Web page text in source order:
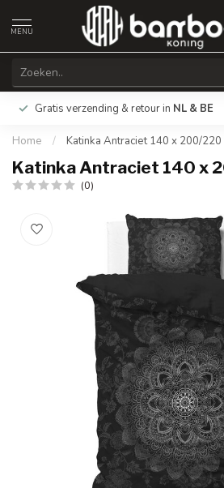
MENU
Gratis verzending & retour in NL & BE
Home / Katinka Antraciet 140 x 200/220
Katinka Antraciet 140 x
(0)